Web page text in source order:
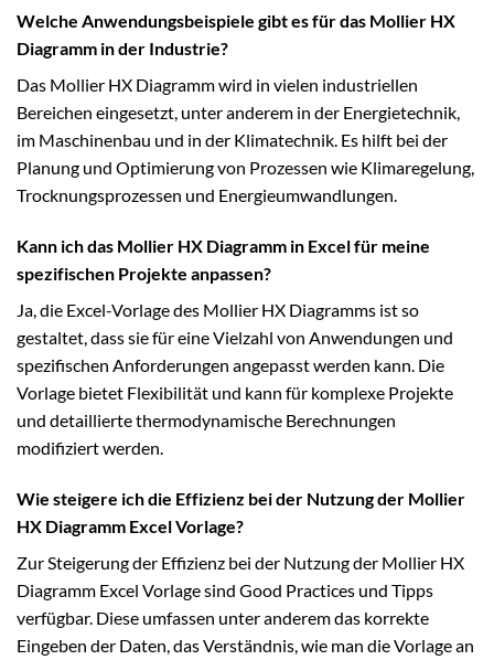
Welche Anwendungsbeispiele gibt es für das Mollier HX
Diagramm in der Industrie?
Das Mollier HX Diagramm wird in vielen industriellen
Bereichen eingesetzt, unter anderem in der Energietechnik,
im Maschinenbau und in der Klimatechnik. Es hilft bei der
Planung und Optimierung von Prozessen wie Klimaregelung,
Trocknungsprozessen und Energieumwandlungen.
Kann ich das Mollier HX Diagramm in Excel für meine
spezifischen Projekte anpassen?
Ja, die Excel-Vorlage des Mollier HX Diagramms ist so
gestaltet, dass sie für eine Vielzahl von Anwendungen und
spezifischen Anforderungen angepasst werden kann. Die
Vorlage bietet Flexibilität und kann für komplexe Projekte
und detaillierte thermodynamische Berechnungen
modifiziert werden.
Wie steigere ich die Effizienz bei der Nutzung der Mollier
HX Diagramm Excel Vorlage?
Zur Steigerung der Effizienz bei der Nutzung der Mollier HX
Diagramm Excel Vorlage sind Good Practices und Tipps
verfügbar. Diese umfassen unter anderem das korrekte
Eingeben der Daten, das Verständnis, wie man die Vorlage an